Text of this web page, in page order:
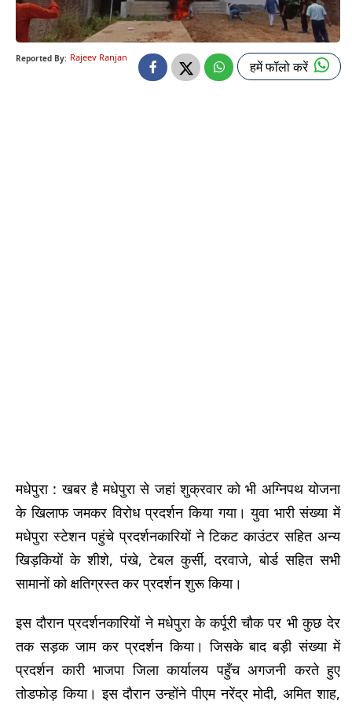
Reported By: Rajeev Ranjan
हमें फॉलो करें
मधेपुरा : खबर है मधेपुरा से जहां शुक्रवार को भी अग्निपथ योजना
के खिलाफ जमकर विरोध प्रदर्शन किया गया। युवा भारी संख्या में
मधेपुरा स्टेशन पहुंचे प्रदर्शनकारियों ने टिकट काउंटर सहित अन्य
खिड़कियों के शीशे, पंखे, टेबल कुर्सी, दरवाजे, बोर्ड सहित सभी
सामानों को क्षतिग्रस्त कर प्रदर्शन शुरू किया।
इस दौरान प्रदर्शनकारियों ने मधेपुरा के कर्पूरी चौक पर भी कुछ देर
तक सड़क जाम कर प्रदर्शन किया। जिसके बाद बड़ी संख्या में
प्रदर्शन कारी भाजपा जिला कार्यालय पहुँच अगजनी करते हुए
तोडफोड़ किया। इस दौरान उन्होंने पीएम नरेंद्र मोदी, अमित शाह,